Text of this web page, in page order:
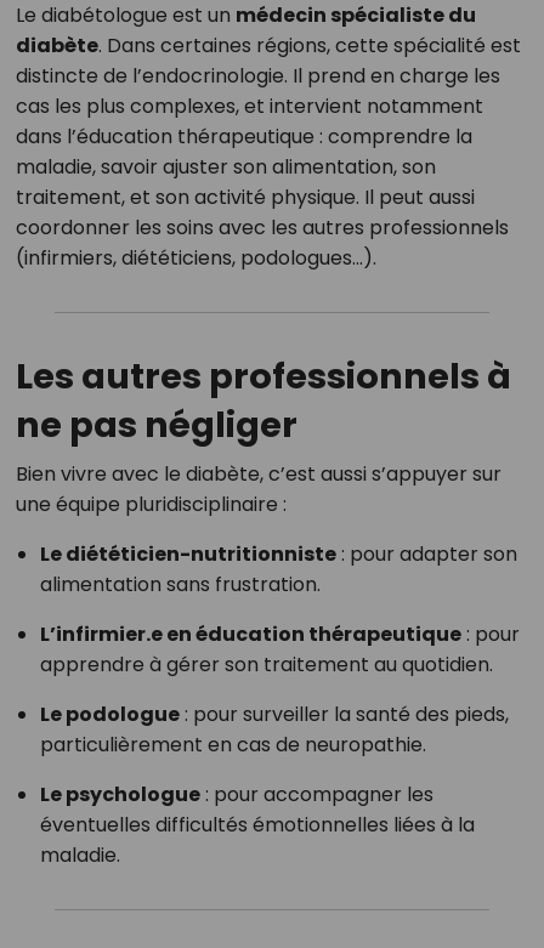
Le diabétologue est un médecin spécialiste du
diabète. Dans certaines régions, cette spécialité est
distincte de l’endocrinologie. Il prend en charge les
cas les plus complexes, et intervient notamment
dans l’éducation thérapeutique : comprendre la
maladie, savoir ajuster son alimentation, son
traitement, et son activité physique. Il peut aussi
coordonner les soins avec les autres professionnels
(infirmiers, diététiciens, podologues…).
Les autres professionnels à
ne pas négliger
Bien vivre avec le diabète, c’est aussi s’appuyer sur
une équipe pluridisciplinaire :
Le diététicien-nutritionniste: pour adapter son
alimentation sans frustration.
L’infirmier.e en éducation thérapeutique: pour
apprendre à gérer son traitement au quotidien.
Le podologue: pour surveiller la santé des pieds,
particulièrement en cas de neuropathie.
Le psychologue: pour accompagner les
éventuelles difficultés émotionnelles liées à la
maladie.